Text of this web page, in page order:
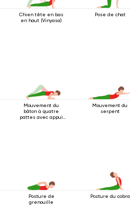
Chien tête en bas
en haut (Vinyasa)
Pose de chat
Mouvement du
bâton à quatre
pattes avec appui
Mouvement du
serpent
Posture de
grenouille
Posture du cobra